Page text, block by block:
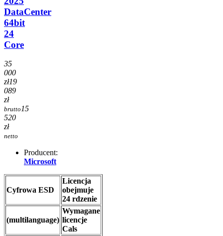
DataCenter
64bit
24
Core
35
000
zł19
089
zł
brutto 15
520
zł
netto
Producent:
Microsoft
Cyfrowa ESD
Licencja
obejmuje
24 rdzenie
(multilanguage)
Wymagane
licencje
Cals